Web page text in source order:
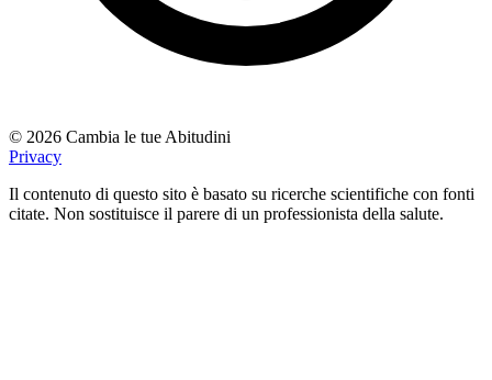
© 2026 Cambia le tue Abitudini
Privacy
Il contenuto di questo sito è basato su ricerche scientifiche con fonti
citate. Non sostituisce il parere di un professionista della salute.